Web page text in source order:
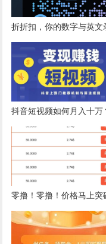
折折扣，你的数字与英文
兑换现金。邀请好友，获
收益。别错过折折扣，开
打字录入
抖音短视频如何月入十万
详细攻略来了！
零撸！零撸！价格马上突
元，现在注册就送6个币
就能卖。亲测有图为证。